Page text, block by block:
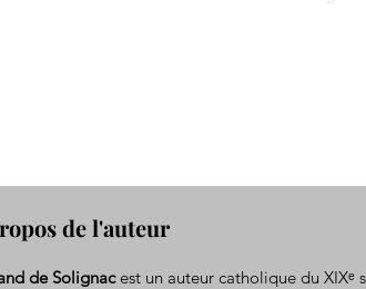
de l'auteur
de Solignacest un auteur catholique du XIXᵉ